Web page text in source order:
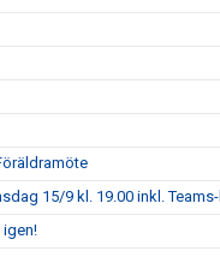
15/9 kl. 19.00 inkl.